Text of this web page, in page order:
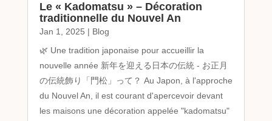
Le « Kadomatsu » – Décoration
traditionnelle du Nouvel An
Jan 1, 2025 | Blog
🌿 Une tradition japonaise pour accueillir la
nouvelle année 新年を迎える日本の伝統 - お正月
の伝統飾り「門松」って？ Au Japon, à l'approche
du Nouvel An, il est courant d'apercevoir devant
les maisons une décoration appelée "kadomatsu"